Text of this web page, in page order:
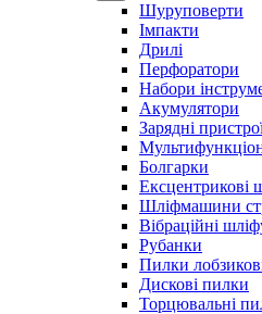
Шуруповерти
Імпакти
Дрилі
Перфоратори
Набори
Акумулятори
Зарядні
Болгарки
Ексцентрикові
Шліфмашини
Вібраційні
Рубанки
Пилки
Дискові пилки
Торцювальні